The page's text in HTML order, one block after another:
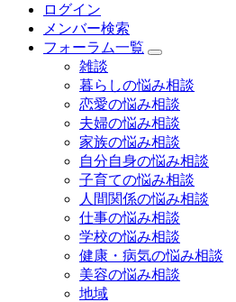
ログイン
メンバー検索
フォーラム一覧
雑談
暮らしの悩み相談
恋愛の悩み相談
夫婦の悩み相談
家族の悩み相談
自分自身の悩み相談
子育ての悩み相談
人間関係の悩み相談
仕事の悩み相談
学校の悩み相談
健康・病気の悩み相談
美容の悩み相談
地域